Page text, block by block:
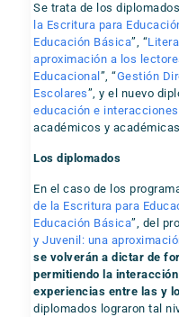
Se trata de los
la Escritura para
Educación Básica”, “
aproximación a los
Educacional ”, “Gestión
Escolares”, y el nuevo
educación e
académicos y
Los diplomados
En el caso de los
de la Escritura para
Educación Básica”, del
y Juvenil: una
se volverán a dictar de
permitiendo la
experiencias entre las y
diplomados lograron tal